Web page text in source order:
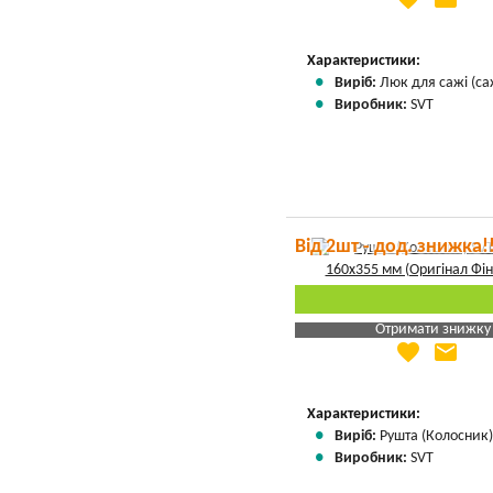
Характеристики:
Виріб: Люк для сажі
Виробник: SVT
Від 2шт - дод.
Отримати знижку
Яка Ваша ціна
favorite email
Характеристики:
Виріб: Рушта
Виробник: SVT